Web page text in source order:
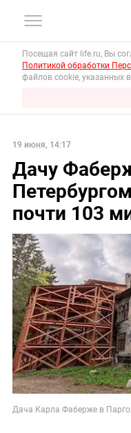
Посещая сайт life.ru, Вы
Политикой обработки
файлов cookie, указанных
19 июня, 14:17
Дачу
почти 103
Дача Карла Фаберже в